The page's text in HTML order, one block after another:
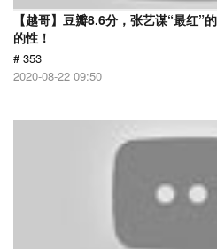
【越哥】豆瓣8.6分，张艺谋“最红”
的性！
# 353
2020-08-22 09:50